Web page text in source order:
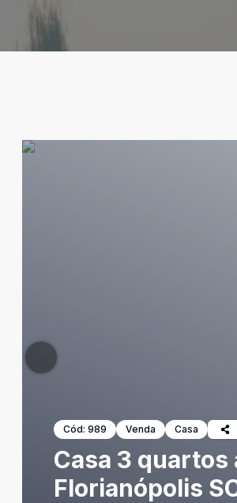
Cód: 989 Venda Casa
Casa 3 quartos
Florianópolis